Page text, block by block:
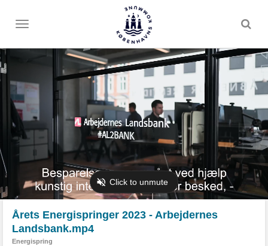
Toggle
Årets Energispringer 2023 - Arbejdernes
Landsbank.mp4
Energispring